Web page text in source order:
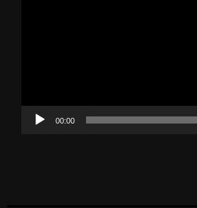
c
00:00